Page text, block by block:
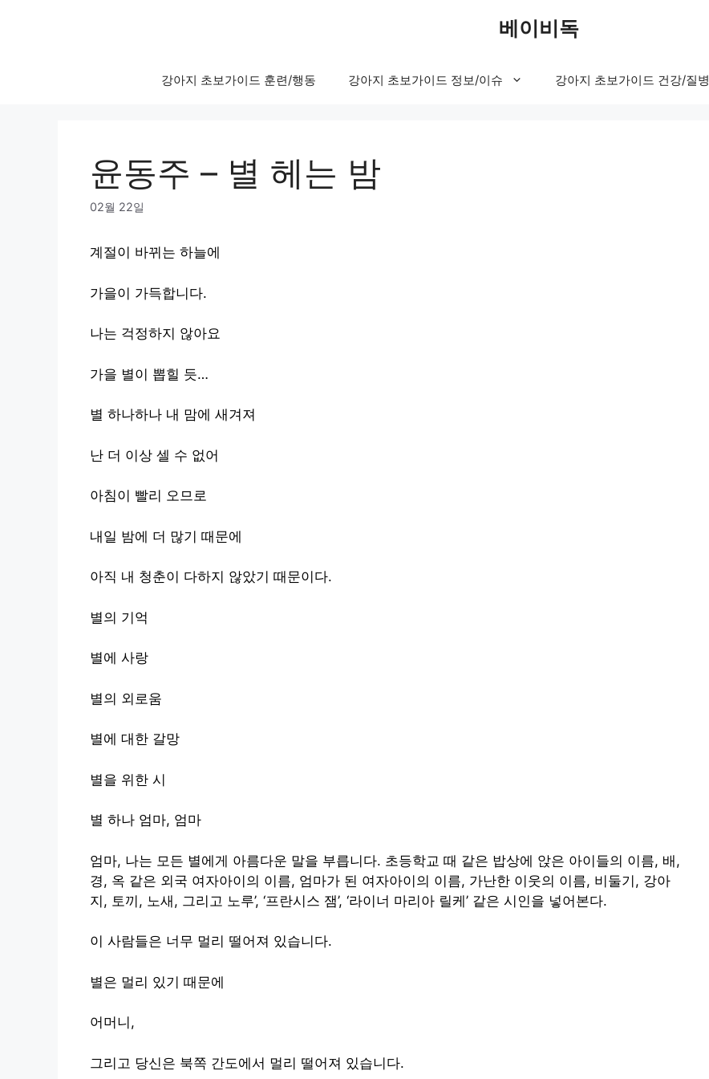
베이비독
강아지 초보가이드 훈련/행동 강아지 초보가이드 정보/이슈 강아지 초보가이드 건강/질병
윤동주 – 별 헤는 밤
02월 22일
계절이 바뀌는 하늘에
가을이 가득합니다.
나는 걱정하지 않아요
가을 별이 뽑힐 듯…
별 하나하나 내 맘에 새겨져
난 더 이상 셀 수 없어
아침이 빨리 오므로
내일 밤에 더 많기 때문에
아직 내 청춘이 다하지 않았기 때문이다.
별의 기억
별에 사랑
별의 외로움
별에 대한 갈망
별을 위한 시
별 하나 엄마, 엄마
엄마, 나는 모든 별에게 아름다운 말을 부릅니다. 초등학교 때 같은 밥상에 앉은 아이들의 이름, 배,
경, 옥 같은 외국 여자아이의 이름, 엄마가 된 여자아이의 이름, 가난한 이웃의 이름, 비둘기, 강아
지, 토끼, 노새, 그리고 노루’, ‘프란시스 잼’, ‘라이너 마리아 릴케’ 같은 시인을 넣어본다.
이 사람들은 너무 멀리 떨어져 있습니다.
별은 멀리 있기 때문에
어머니,
그리고 당신은 북쪽 간도에서 멀리 떨어져 있습니다.